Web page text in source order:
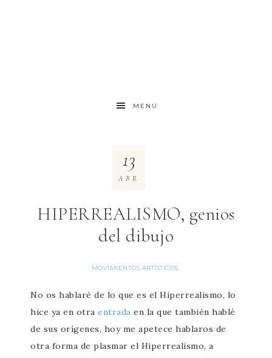
MENU
HIPERREALISMO, genios
del dibujo
MOVIMIENTOS ARTÍSTICOS
13
ABR
No os hablaré de lo que es el Hiperrealismo, lo
hice ya en otra entrada en la que también hablé
de sus orígenes, hoy me apetece hablaros de
otra forma de plasmar el Hiperrealismo, a